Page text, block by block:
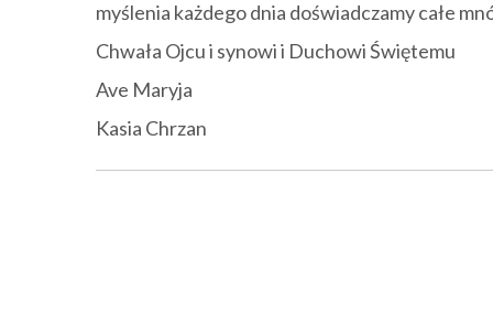
myślenia każdego dnia doświadczamy całe
Chwała Ojcu i synowi i Duchowi Świętemu
Ave Maryja
Kasia Chrzan